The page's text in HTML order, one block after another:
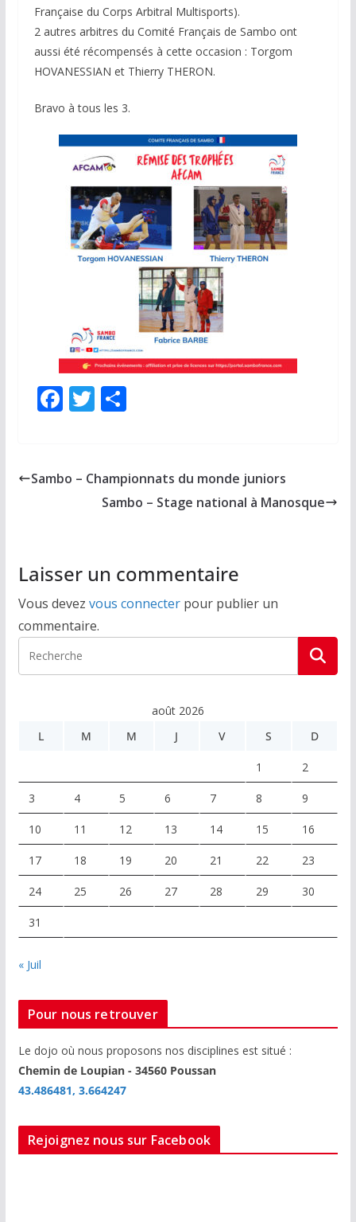
Française du Corps Arbitral Multisports).
2 autres arbitres du Comité Français de Sambo ont
aussi été récompensés à cette occasion : Torgom
HOVANESSIAN et Thierry THERON.
Bravo à tous les 3.
F
b
T
er
P
g
er
Sambo – Championnats du monde juniors
Sambo – Stage national à Manosque
Laisser un commentaire
Vous devez vous connecterpour publier un
commentaire.
août 2026
L
M M J V S D
1 2
3 4 5 6 7 8 9
10 11 12 13 14 15 16
17 18 19 20 21 22 23
24 25 26 27 28 29 30
31
« Juil
Pour nous retrouver
Le dojo où nous proposons nos disciplines est situé :
Chemin de Loupian - 34560 Poussan
43.486481, 3.664247
Rejoignez nous sur Facebook